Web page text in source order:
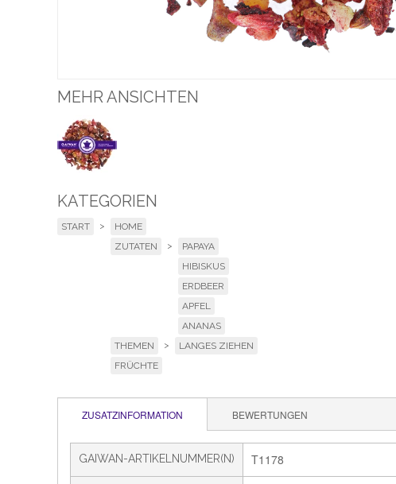
MEHR ANSICHTEN
KATEGORIEN
START >
HOME
ZUTATEN
>
PAPAYA
HIBISKUS
ERDBEER
APFEL
ANANAS
THEMEN
>
LANGES ZIEHEN
FRÜCHTE
ZUSATZINFORMATION BEWERTUNGEN
GAIWAN-ARTIKELNUMMER(N) T1178